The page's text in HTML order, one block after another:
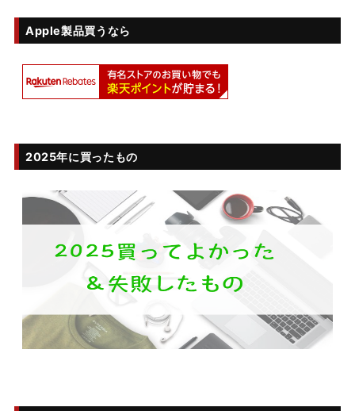
Apple製品買うなら
2025年に買ったもの